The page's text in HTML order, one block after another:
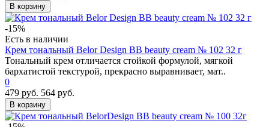
В корзину
-15%
Есть в наличии
Крем тональный Belor Design BB beauty cream № 102 32 г
Тональный крем отличается стойкой формулой, мягкой
бархатистой текстурой, прекрасно выравнивает, мат..
0
479 руб. 564 руб.
В корзину